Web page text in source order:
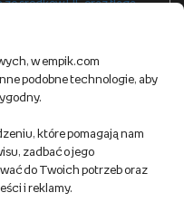
w aplikacji. Pobierz i
Dowiedz się więcej
w empik.com
podobne technologie, aby
które pomagają nam
zadbać o jego
do Twoich potrzeb oraz
i reklamy.